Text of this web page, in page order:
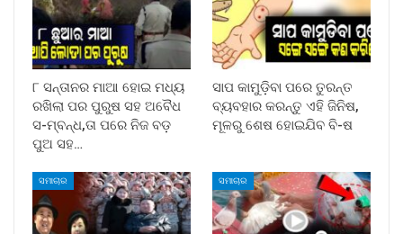
୮ ସନ୍ତାନର ମାଆ ହୋଇ ମଧ୍ୟ
ରଖିଲା ପର ପୁରୁଷ ସହ ଅବୈଧ
ସ-ମ୍ବନ୍ଧ,ତା ପରେ ନିଜ ବଡ଼
ପୁଅ ସହ…
ସାପ କାମୁଡ଼ିବା ପରେ ତୁରନ୍ତ
ବ୍ୟବହାର କରନ୍ତୁ ଏହି ଜିନିଷ,
ମୂଳରୁ ଶେଷ ହୋଇଯିବ ବି-ଷ
ସମାଚାର ସମାଚାର